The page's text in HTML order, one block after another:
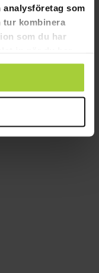
analysföretag som
tur kombinera
som du har